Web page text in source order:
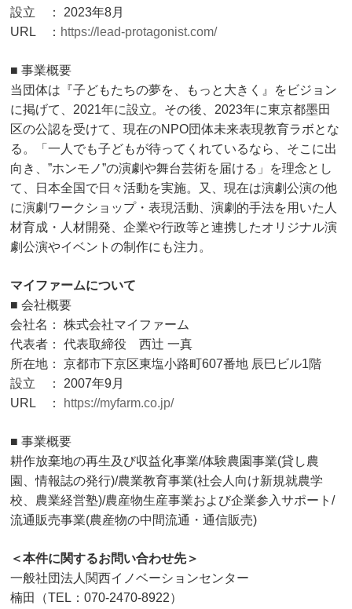
設立 ： 2023年8月
URL ： https://lead-protagonist.com/
■ 事業概要
当団体は『子どもたちの夢を、もっと大きく』をビジョン
に掲げて、2021年に設立。その後、2023年に東京都墨田
区の公認を受けて、現在のNPO団体未来表現教育ラボとな
る。「一人でも子どもが待ってくれているなら、そこに出
向き、”ホンモノ”の演劇や舞台芸術を届ける」を理念とし
て、日本全国で日々活動を実施。又、現在は演劇公演の他
に演劇ワークショップ・表現活動、演劇的手法を用いた人
材育成・人材開発、企業や行政等と連携したオリジナル演
劇公演やイベントの制作にも注力。
マイファームについて
■ 会社概要
会社名： 株式会社マイファーム
代表者： 代表取締役 西辻 一真
所在地： 京都市下京区東塩小路町607番地 辰巳ビル1階
設立 ： 2007年9月
URL ： https://myfarm.co.jp/
■ 事業概要
耕作放棄地の再生及び収益化事業/体験農園事業(貸し農
園、情報誌の発行)/農業教育事業(社会人向け新規就農学
校、農業経営塾)/農産物生産事業および企業参入サポート/
流通販売事業(農産物の中間流通・通信販売)
＜本件に関するお問い合わせ先＞
一般社団法人関西イノベーションセンター
楠田（TEL：070-2470-8922）